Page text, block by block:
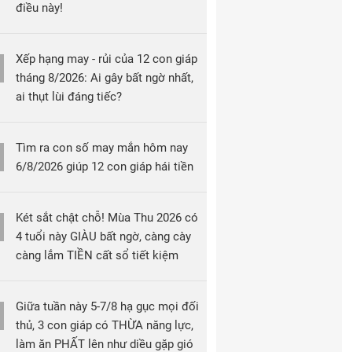
điều này!
Xếp hạng may - rủi của 12 con giáp
tháng 8/2026: Ai gây bất ngờ nhất,
ai thụt lùi đáng tiếc?
Tìm ra con số may mắn hôm nay
6/8/2026 giúp 12 con giáp hái tiền
Két sắt chật chỗ! Mùa Thu 2026 có
4 tuổi này GIÀU bất ngờ, càng cày
càng lắm TIỀN cất sổ tiết kiệm
Giữa tuần này 5-7/8 hạ gục mọi đối
thủ, 3 con giáp có THỪA năng lực,
làm ăn PHẤT lên như diều gặp gió